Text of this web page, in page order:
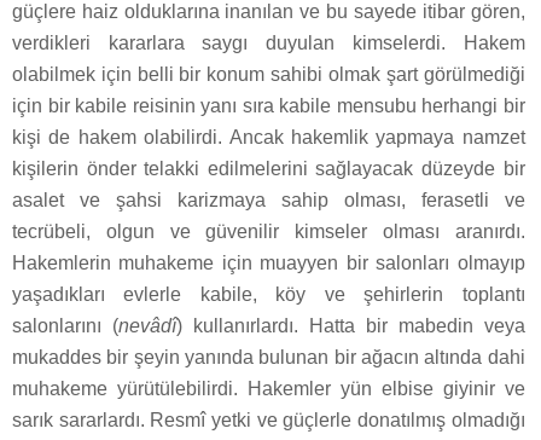
güçlere haiz olduklarına inanılan ve bu sayede itibar gören,
verdikleri kararlara saygı duyulan kimselerdi. Hakem
olabilmek için belli bir konum sahibi olmak şart görülmediği
için bir kabile reisinin yanı sıra kabile mensubu herhangi bir
kişi de hakem olabilirdi. Ancak hakemlik yapmaya namzet
kişilerin önder telakki edilmelerini sağlayacak düzeyde bir
asalet ve şahsi karizmaya sahip olması, ferasetli ve
tecrübeli, olgun ve güvenilir kimseler olması aranırdı.
Hakemlerin muhakeme için muayyen bir salonları olmayıp
yaşadıkları evlerle kabile, köy ve şehirlerin toplantı
salonlarını (nevâdî) kullanırlardı. Hatta bir mabedin veya
mukaddes bir şeyin yanında bulunan bir ağacın altında dahi
muhakeme yürütülebilirdi. Hakemler yün elbise giyinir ve
sarık sararlardı. Resmî yetki ve güçlerle donatılmış olmadığı